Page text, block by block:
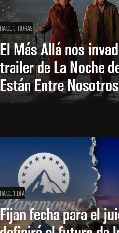
HACE 3 HORAS
El Más Allá nos
trailer de La Noche
Están Entre Nosotros
HACE 1 DÍA
Fijan fecha para el